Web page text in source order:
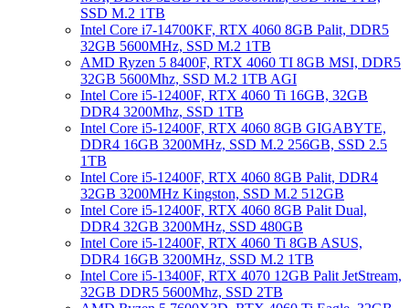
SSD M.2 1TB
Intel Core i7-14700KF, RTX 4060 8GB Palit, DDR5
32GB 5600MHz, SSD M.2 1TB
AMD Ryzen 5 8400F, RTX 4060 TI 8GB MSI, DDR5
32GB 5600Mhz, SSD M.2 1TB AGI
Intel Core i5-12400F, RTX 4060 Ti 16GB, 32GB
DDR4 3200Mhz, SSD 1TB
Intel Core i5-12400F, RTX 4060 8GB GIGABYTE,
DDR4 16GB 3200MHz, SSD M.2 256GB, SSD 2.5
1TB
Intel Core i5-12400F, RTX 4060 8GB Palit, DDR4
32GB 3200MHz Kingston, SSD M.2 512GB
Intel Core i5-12400F, RTX 4060 8GB Palit Dual,
DDR4 32GB 3200MHz, SSD 480GB
Intel Core i5-12400F, RTX 4060 Ti 8GB ASUS,
DDR4 16GB 3200MHz, SSD M.2 1TB
Intel Core i5-13400F, RTX 4070 12GB Palit JetStream,
32GB DDR5 5600Mhz, SSD 2TB